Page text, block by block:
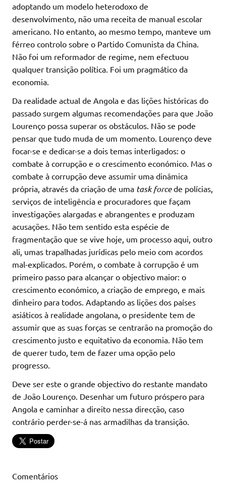
adoptando um modelo heterodoxo de
desenvolvimento, não uma receita de manual escolar
americano. No entanto, ao mesmo tempo, manteve um
férreo controlo sobre o Partido Comunista da China.
Não foi um reformador de regime, nem efectuou
qualquer transição política. Foi um pragmático da
economia.
Da realidade actual de Angola e das lições históricas do
passado surgem algumas recomendações para que João
Lourenço possa superar os obstáculos. Não se pode
pensar que tudo muda de um momento. Lourenço deve
focar-se e dedicar-se a dois temas interligados: o
combate à corrupção e o crescimento económico. Mas o
combate à corrupção deve assumir uma dinâmica
própria, através da criação de uma task forcede polícias,
serviços de inteligência e procuradores que façam
investigações alargadas e abrangentes e produzam
acusações. Não tem sentido esta espécie de
fragmentação que se vive hoje, um processo aqui, outro
ali, umas trapalhadas jurídicas pelo meio com acordos
mal-explicados. Porém, o combate à corrupção é um
primeiro passo para alcançar o objectivo maior: o
crescimento económico, a criação de emprego, e mais
dinheiro para todos. Adaptando as lições dos países
asiáticos à realidade angolana, o presidente tem de
assumir que as suas forças se centrarão na promoção do
crescimento justo e equitativo da economia. Não tem
de querer tudo, tem de fazer uma opção pelo
progresso.
Deve ser este o grande objectivo do restante mandato
de João Lourenço. Desenhar um futuro próspero para
Angola e caminhar a direito nessa direcção, caso
contrário perder-se-á nas armadilhas da transição.
Comentários